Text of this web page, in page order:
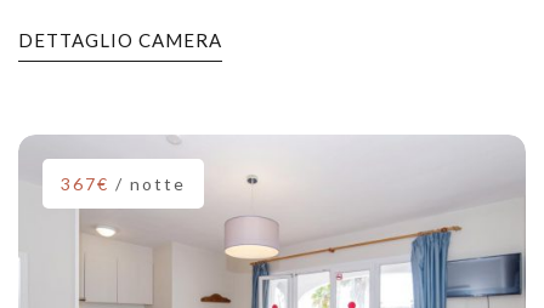
DETTAGLIO CAMERA
367€ / notte